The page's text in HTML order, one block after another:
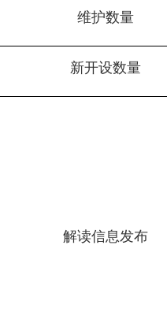
维护数量
新开设数量
解读信息发布